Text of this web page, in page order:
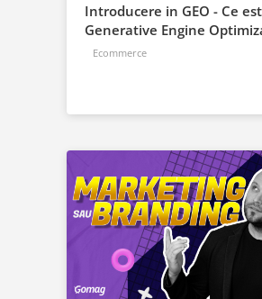
Introducere in GEO - Ce
Generative Engine
Cum Il Folosesti?
Ecommerce